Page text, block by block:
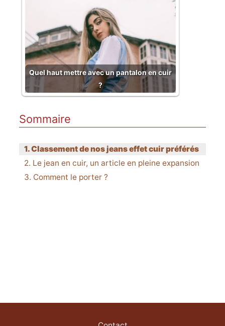
Quel haut mettre avec un pantalon en cuir
?
Sommaire
Classement de nos jeans effet cuir préférés
Le jean en cuir, un article en pleine expansion
Comment le porter ?